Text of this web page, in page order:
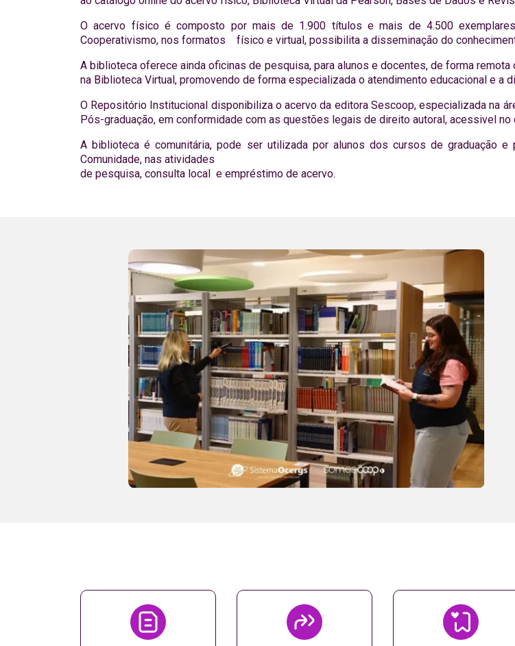
O acervo físico é composto por mais de 1.900 títulos e mais de 4.500
Cooperativismo, nos formatos físico e virtual, possibilita a disseminação do
A biblioteca oferece ainda oficinas de pesquisa, para alunos e docentes, de forma
na Biblioteca Virtual, promovendo de forma especializada o atendimento educacional e a
O Repositório Institucional disponibiliza o acervo da editora Sescoop, especializada na
Pós-graduação, em conformidade com as questões legais de direito autoral, acessivel no
A biblioteca é comunitária, pode ser utilizada por alunos dos cursos de graduação
Comunidade, nas atividades
de pesquisa, consulta local e empréstimo de acervo.